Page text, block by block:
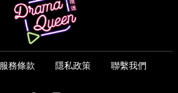
服務條款 隱私政策 聯繫我們